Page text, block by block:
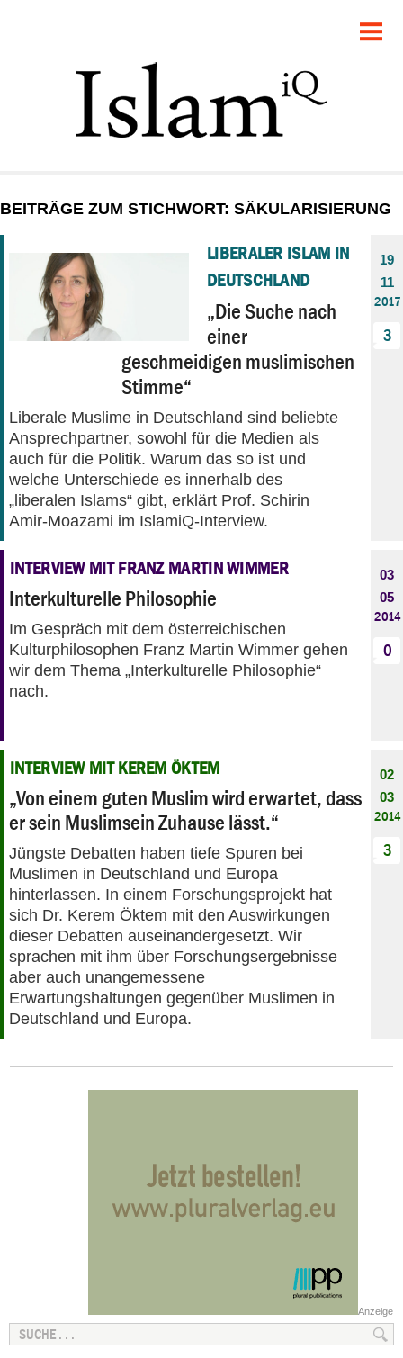
GESELLSCHAFT
STARTSEITE
DEBATTE
PANORAMA
BEITRÄGE ZUM STICHWORT: SÄKULARISIERUNG
LIBERALER ISLAM IN
DEUTSCHLAND
„Die Suche nach
einer
geschmeidigen muslimischen
Stimme“
Liberale Muslime in Deutschland sind beliebte
Ansprechpartner, sowohl für die Medien als
auch für die Politik. Warum das so ist und
welche Unterschiede es innerhalb des
„liberalen Islams“ gibt, erklärt Prof. Schirin
Amir-Moazami im IslamiQ-Interview.
19
11
2017
3
INTERVIEW MIT FRANZ MARTIN WIMMER
Interkulturelle Philosophie
Im Gespräch mit dem österreichischen
Kulturphilosophen Franz Martin Wimmer gehen
wir dem Thema „Interkulturelle Philosophie“
nach.
03
05
2014
0
INTERVIEW MIT KEREM ÖKTEM
„Von einem guten Muslim wird erwartet, dass
er sein Muslimsein Zuhause lässt.“
Jüngste Debatten haben tiefe Spuren bei
Muslimen in Deutschland und Europa
hinterlassen. In einem Forschungsprojekt hat
sich Dr. Kerem Öktem mit den Auswirkungen
dieser Debatten auseinandergesetzt. Wir
sprachen mit ihm über Forschungsergebnisse
aber auch unangemessene
Erwartungshaltungen gegenüber Muslimen in
Deutschland und Europa.
02
03
2014
3
Anzeige